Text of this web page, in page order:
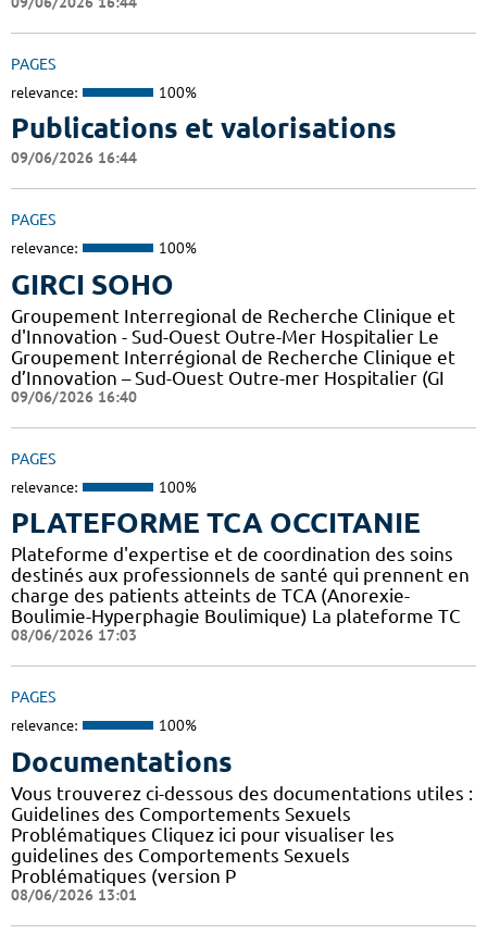
PAGES
relevance: 100%
Publications et valorisations
09/06/2026 16:44
PAGES
relevance: 100%
GIRCI SOHO
Groupement Interregional de Recherche Clinique et
d'Innovation - Sud-Ouest Outre-Mer Hospitalier Le
Groupement Interrégional de Recherche Clinique et
d’Innovation – Sud-Ouest Outre-mer Hospitalier (GI
09/06/2026 16:40
PAGES
relevance: 100%
PLATEFORME TCA OCCITANIE
Plateforme d'expertise et de coordination des soins
destinés aux professionnels de santé qui prennent en
charge des patients atteints de TCA (Anorexie-
Boulimie-Hyperphagie Boulimique) La plateforme TC
08/06/2026 17:03
PAGES
relevance: 100%
Documentations
Vous trouverez ci-dessous des documentations utiles :
Guidelines des Comportements Sexuels
Problématiques Cliquez ici pour visualiser les
guidelines des Comportements Sexuels
Problématiques (version P
08/06/2026 13:01